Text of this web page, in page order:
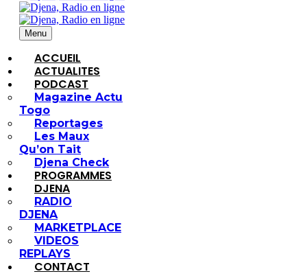
Menu
ACCUEIL
ACTUALITES
PODCAST
Magazine Actu
Togo
Reportages
Les Maux
Qu’on Tait
Djena Check
PROGRAMMES
DJENA
RADIO
DJENA
MARKETPLACE
VIDEOS
REPLAYS
CONTACT